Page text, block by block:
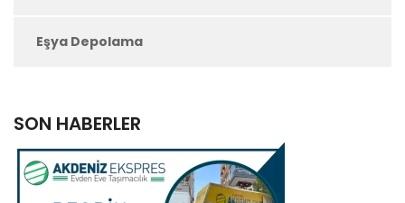
Eşya Depolama
SON HABERLER